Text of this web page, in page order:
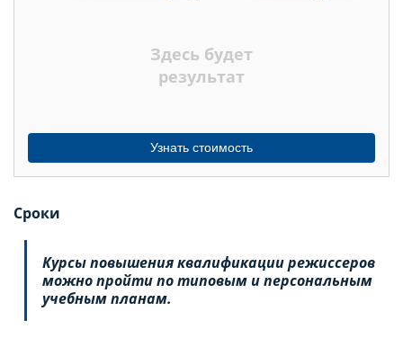
Здесь будет
результат
Узнать стоимость
Сроки
Курсы повышения квалификации режиссеров
можно пройти по типовым и персональным
учебным планам.